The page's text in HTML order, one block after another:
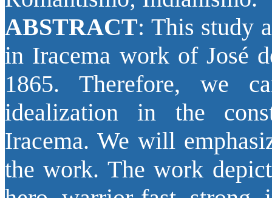
ABSTRACT: This study
in Iracema work of José
1865. Therefore, we
idealization in the
Iracema. We will
the work. The work